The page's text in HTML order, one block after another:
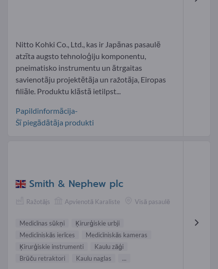
Nitto Kohki Co., Ltd., kas ir Japānas pasaulē
atzīta augsto tehnoloģiju komponentu,
pneimatisko instrumentu un ātrgaitas
savienotāju projektētāja un ražotāja, Eiropas
filiāle. Produktu klāstā ietilpst...
Papildinformācija-
Šī piegādātāja produkti
Smith & Nephew plc
Ražotājs Apvienotā Karaliste Visā pasaulē
Medicīnas sūkņi
Ķirurģiskie urbji
Medicīniskās ierīces
Medicīniskās kameras
Ķirurģiskie instrumenti
Kaulu zāģi
Brūču retraktori
Kaulu naglas ...